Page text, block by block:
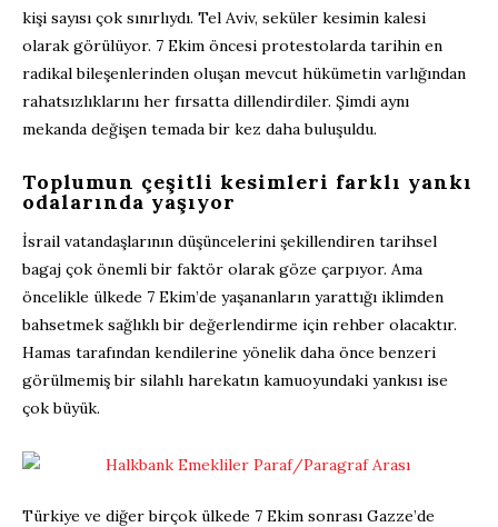
kişi sayısı çok sınırlıydı. Tel Aviv, seküler kesimin kalesi
olarak görülüyor. 7 Ekim öncesi protestolarda tarihin en
radikal bileşenlerinden oluşan mevcut hükümetin varlığından
rahatsızlıklarını her fırsatta dillendirdiler. Şimdi aynı
mekanda değişen temada bir kez daha buluşuldu.
Toplumun çeşitli kesimleri farklı yankı
odalarında yaşıyor
İsrail vatandaşlarının düşüncelerini şekillendiren tarihsel
bagaj çok önemli bir faktör olarak göze çarpıyor. Ama
öncelikle ülkede 7 Ekim’de yaşananların yarattığı iklimden
bahsetmek sağlıklı bir değerlendirme için rehber olacaktır.
Hamas tarafından kendilerine yönelik daha önce benzeri
görülmemiş bir silahlı harekatın kamuoyundaki yankısı ise
çok büyük.
Türkiye ve diğer birçok ülkede 7 Ekim sonrası Gazze’de